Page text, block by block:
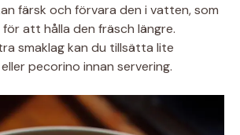
färsk och förvara den i vatten, som
att hålla den fräsch längre.
smaklag kan du tillsätta lite
pecorino innan servering.